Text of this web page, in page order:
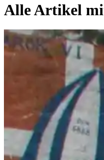
Alle Artikel